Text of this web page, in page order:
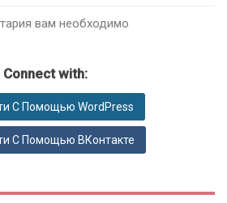
вам необходимо
Connect with:
С Помощью WordPress
С Помощью ВКонтакте